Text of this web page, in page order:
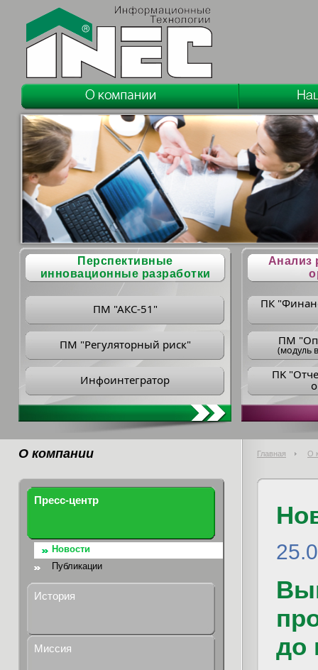
Перспективные
инновационные разработки
ПМ "АКС-51"
ПМ "Регуляторный риск"
Инфоинтегратор
Анализ
ПК
ПM
(модуль
ПK
О компании Главная О
Пресс-центр
Новости
Публикации
История
Миссия
до